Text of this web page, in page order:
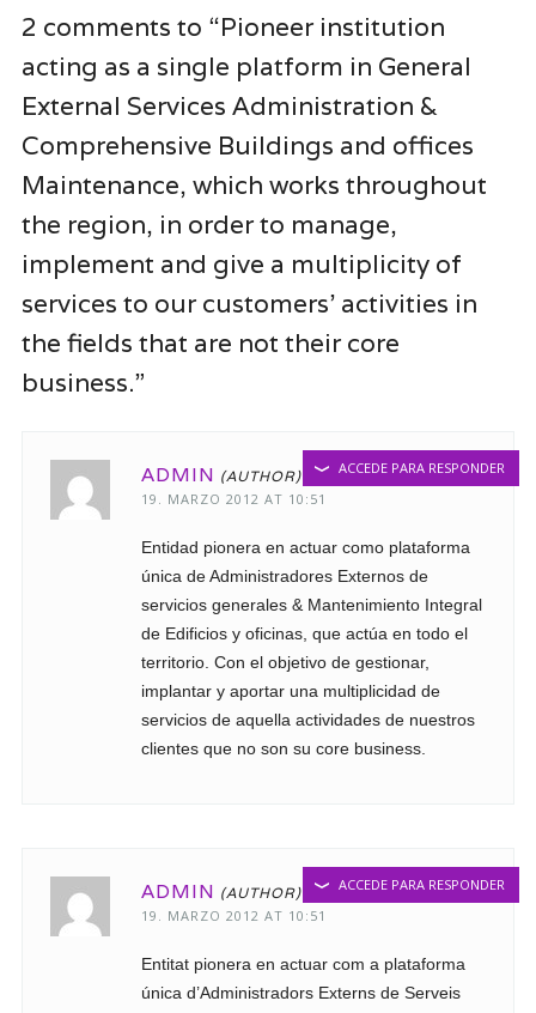
2 comments to “Pioneer institution
acting as a single platform in General
External Services Administration &
Comprehensive Buildings and offices
Maintenance, which works throughout
the region, in order to manage,
implement and give a multiplicity of
services to our customers’ activities in
the fields that are not their core
business.”
ADMIN
19. MARZO 2012 AT 10:51
Entidad pionera en actuar como plataforma
única de Administradores Externos de
servicios generales & Mantenimiento Integral
de Edificios y oficinas, que actúa en todo el
territorio. Con el objetivo de gestionar,
implantar y aportar una multiplicidad de
servicios de aquella actividades de nuestros
clientes que no son su core business.
ACCEDE PARA RESPONDER
ADMIN
19. MARZO 2012 AT 10:51
Entitat pionera en actuar com a plataforma
única d’Administradors Externs de Serveis
ACCEDE PARA RESPONDER